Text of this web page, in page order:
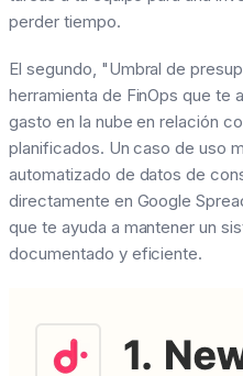
perder tiempo.
El segundo, "Umbral de
herramienta de FinOps que te
gasto en la nube en relación
planificados. Un caso de uso
automatizado de datos de
directamente en Google
que te ayuda a mantener un
documentado y eficiente.